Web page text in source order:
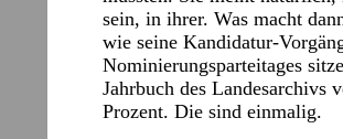
sein, in ihrer. Was macht
wie seine Kandidatur-
Nominierungsparteitages
Jahrbuch des Landesarchivs
Prozent. Die sind einmalig.